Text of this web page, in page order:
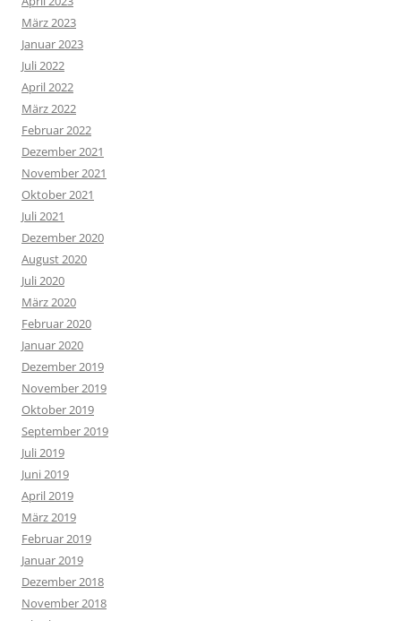
März 2023
Januar 2023
Juli 2022
April 2022
März 2022
Februar 2022
Dezember 2021
November 2021
Oktober 2021
Juli 2021
Dezember 2020
August 2020
Juli 2020
März 2020
Februar 2020
Januar 2020
Dezember 2019
November 2019
Oktober 2019
September 2019
Juli 2019
Juni 2019
April 2019
März 2019
Februar 2019
Januar 2019
Dezember 2018
November 2018